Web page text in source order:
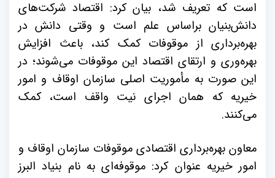
است که تعریف شد، بیان کرد: اقتصاد شرکت‌های
دانش‌بنیان براساس علم است و وقتی دانش در
بهره‌برداری از موقوفات کمک کند، باعث افزایش
بهره‌وری و ارتقای اقتصاد این موقوفات می‌شوند؛ در
این صورت به مأموریت اصلی سازمان اوقاف و امور
خیریه که همان اجرای نیت واقف است، کمک
می‌کنند.
معاون بهره‌برداری اقتصادی موقوفات سازمان اوقاف و
امور خیریه عنوان کرد: موقوفه‌ای به نام بنیاد البرز